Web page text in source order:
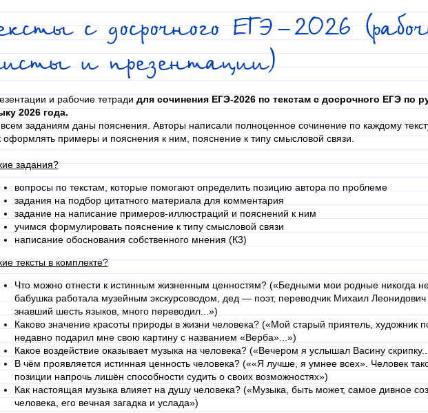
с досрочного ЕГЭ-2026
и презентации)
и рабочие тетради для сочинения ЕГЭ-2026 по текстам с досрочного ЕГЭ по
2026 года.
заданиям даны пояснения. Авторы написали полноценное сочинение по каждому
оформлять примеры и пояснения к ним, пояснение к типу смысловой связи.
задания?
вопросы по текстам, которые помогают определить позицию автора по проблеме
задания на подбор цитатного материала для комментария
задание на написание примеров-иллюстраций и пояснений к ним
учимся формулировать пояснение к типу смысловой связи
написание обоснования собственного мнения (К3)
тексты в комплекте?
Что можно отнести к истинным жизненным ценностям? («Бедными мои родные никогда
бабушка работала музейным экскурсоводом, дед — поэт, переводчик Михаил Леонидович
знавший шесть языков, много переводил...»)
Каково значение красоты природы в жизни человека? («Мой старый приятель, художник
недавно подарил мне свою картину с названием «Верба»...»)
Какое воздействие оказывает музыка на человека? («Вечером я услышал Васину
В чём проявляется истинная ценность человека? (««Я лучше, я умнее всех». Человек
позиции напрочь лишён способности судить о своих возможностях»)
Как настоящая музыка влияет на душу человека? («Музыка, быть может, самое дивное
человека, его вечная загадка и услада»)